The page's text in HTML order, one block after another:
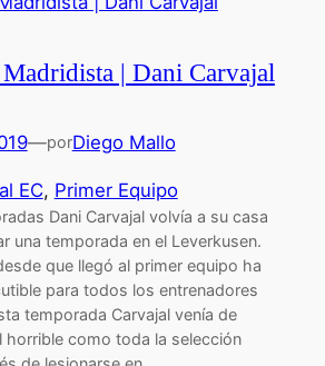
| Dani Carvajal
—porDiego Mallo
EC, Primer Equipo
Dani Carvajal volvía a su casa
una temporada en el Leverkusen.
que llegó al primer equipo ha
para todos los entrenadores
temporada Carvajal venía de
horrible como toda la selección